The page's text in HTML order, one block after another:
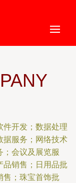
件开发；数据处理
据服务；网络技术
；会议及展览服
品销售；日用品批
售；珠宝首饰批